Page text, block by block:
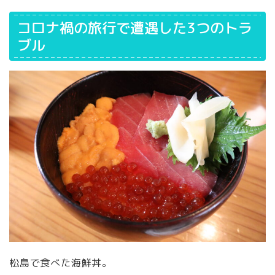
コロナ禍の旅行で遭遇した3つのトラ
ブル
松島で食べた海鮮丼。